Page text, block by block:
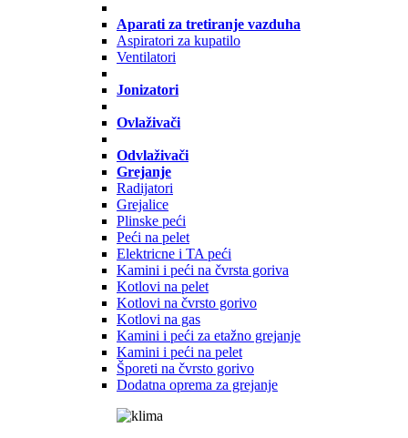
Aparati za tretiranje vazduha
Aspiratori za kupatilo
Ventilatori
Jonizatori
Ovlaživači
Odvlaživači
Grejanje
Radijatori
Grejalice
Plinske peći
Peći na pelet
Elektricne i TA peći
Kamini i peći na čvrsta goriva
Kotlovi na pelet
Kotlovi na čvrsto gorivo
Kotlovi na gas
Kamini i peći za etažno grejanje
Kamini i peći na pelet
Šporeti na čvrsto gorivo
Dodatna oprema za grejanje